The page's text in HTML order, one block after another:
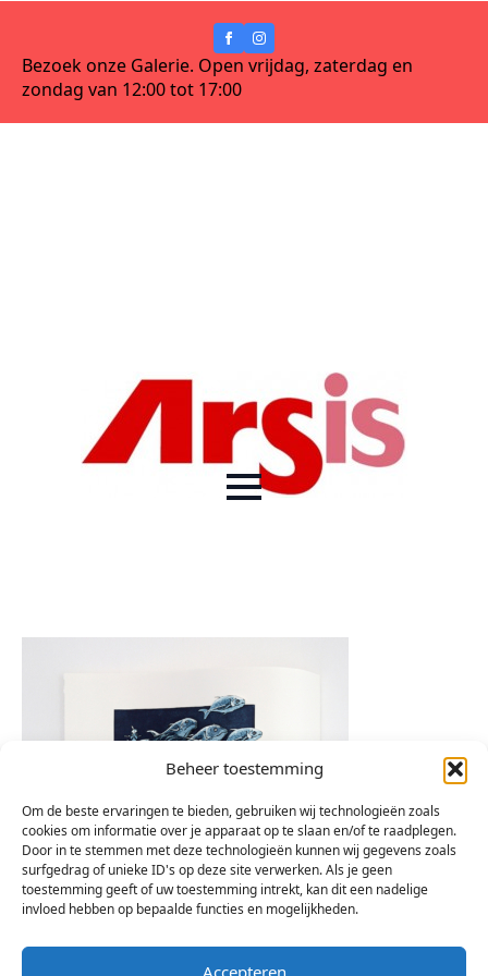
Beheer toestemming
Om de beste ervaringen te bieden, gebruiken wij technologieën zoals
cookies om informatie over je apparaat op te slaan en/of te raadplegen.
Door in te stemmen met deze technologieën kunnen wij gegevens zoals
surfgedrag of unieke ID's op deze site verwerken. Als je geen
toestemming geeft of uw toestemming intrekt, kan dit een nadelige
invloed hebben op bepaalde functies en mogelijkheden.
Accepteren
Bezoek onze Galerie. Open vrijdag, zaterdag en
zondag van 12:00 tot 17:00